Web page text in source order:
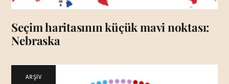
Seçim haritasının küçük mavi noktası:
Nebraska
ARŞİV